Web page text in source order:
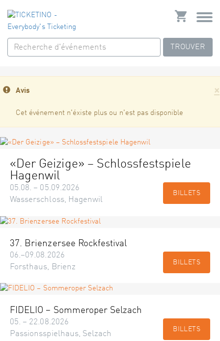
TROUVER
×
Avis
Cet événement n'éxiste plus ou n'est pas disponible
«Der Geizige» – Schlossfestspiele
Hagenwil
05.08. – 05.09.2026
Wasserschloss, Hagenwil
BILLETS
37. Brienzersee Rockfestival
06.–09.08.2026
Forsthaus, Brienz
BILLETS
FIDELIO – Sommeroper Selzach
05. – 22.08.2026
Passionsspielhaus, Selzach
BILLETS